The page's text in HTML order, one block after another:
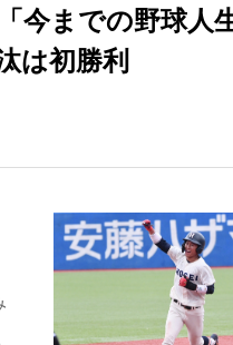
今までの野球人
は初勝利